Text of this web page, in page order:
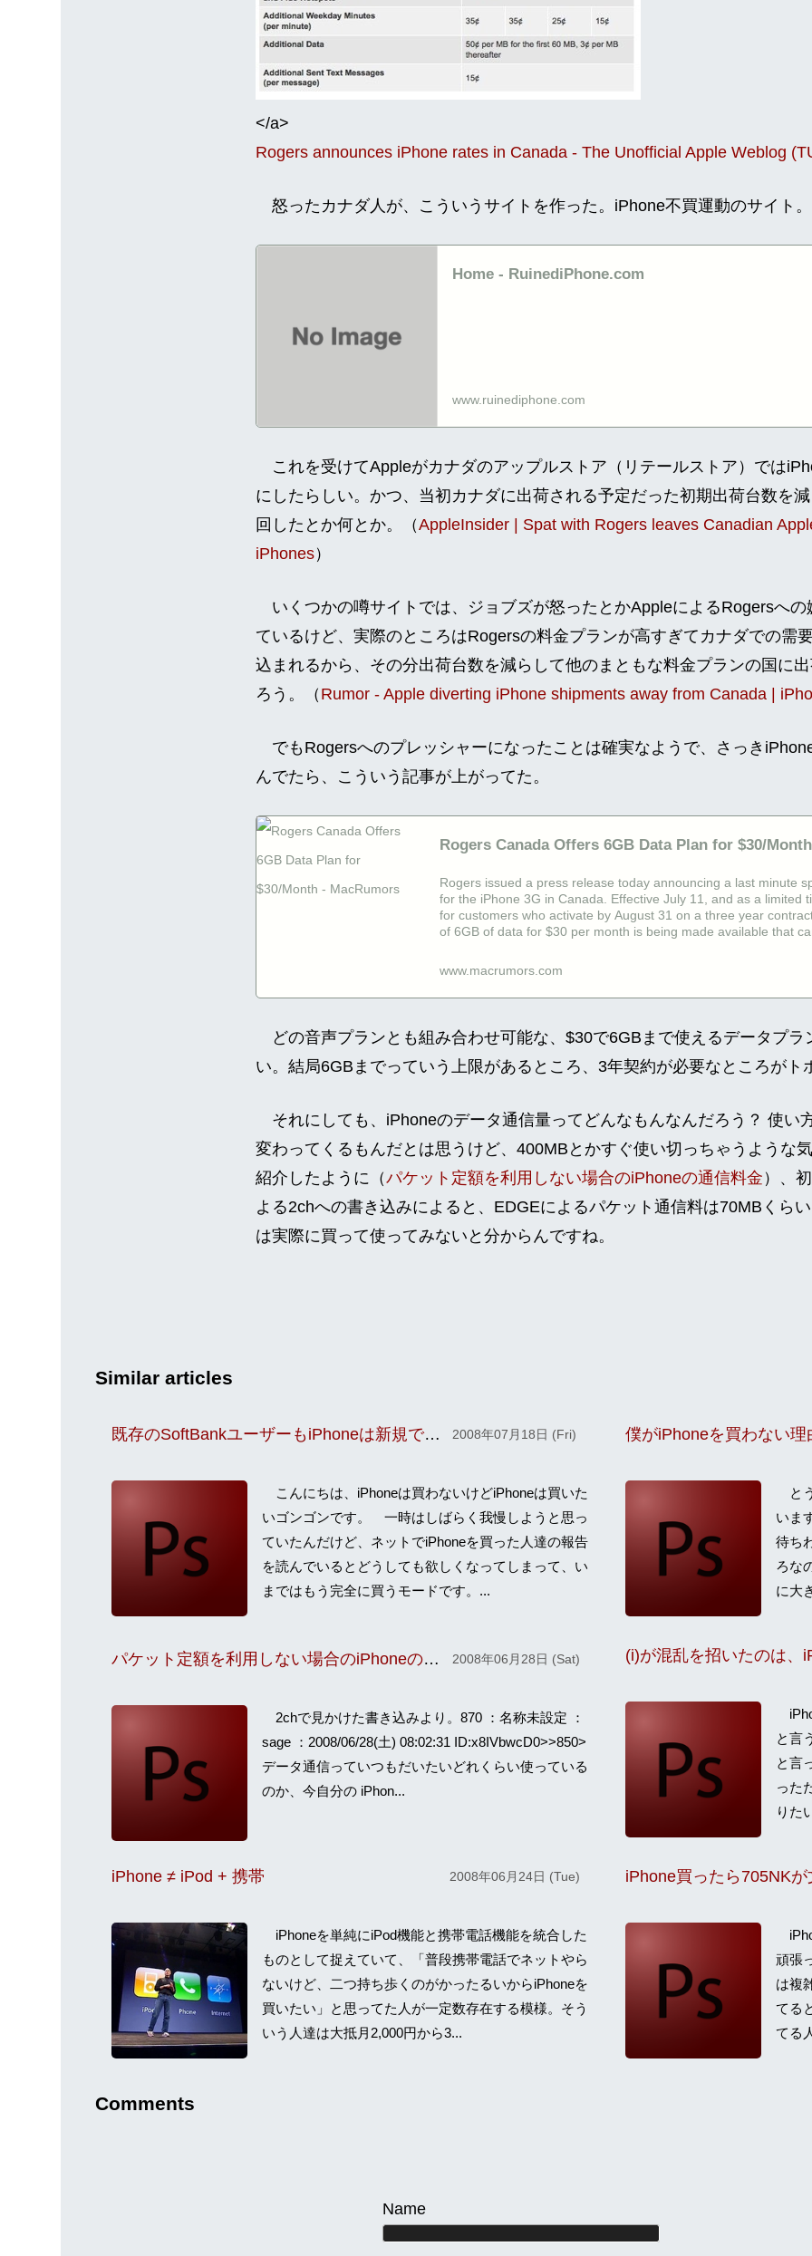
</a>
Rogers announces iPhone rates in Canada - The Unofficial Apple Weblog
怒ったカナダ人が、こういうサイトを作った。iPhone不買運動のサイト。
Home - RuinediPhone.com
www.ruinediphone.com
これを受けてAppleがカナダのアップルストア（リテールストア）では
にしたらしい。かつ、当初カナダに出荷される予定だった初期出荷台数を
回したとか何とか。（AppleInsider | Spat with Rogers leaves Canadian
iPhones）
いくつかの噂サイトでは、ジョブズが怒ったとかAppleによるRogersへの
ているけど、実際のところはRogersの料金プランが高すぎてカナダでの需
込まれるから、その分出荷台数を減らして他のまともな料金プランの国に
ろう。（ Rumor - Apple diverting iPhone shipments away from Canada |
でもRogersへのプレッシャーになったことは確実なようで、さっき
んでたら、こういう記事が上がってた。
Rogers Canada Offers 6GB Data Plan for $30/
Rogers issued a press release today announcing a last minute
for the iPhone 3G in Canada. Effective July 11, and as a limited
for customers who activate by August 31 on a three year
of 6GB of data for $30 per month is being made available that
www.macrumors.com
どの音声プランとも組み合わせ可能な、$30で6GBまで使えるデータプラ
い。結局6GBまでっていう上限があるところ、3年契約が必要なところがト
それにしても、iPhoneのデータ通信量ってどんなもんなんだろう？ 使い
変わってくるもんだとは思うけど、400MBとかすぐ使い切っちゃうような
紹介したように（パケット定額を利用しない場合のiPhoneの通信料金 ）、
よる2chへの書き込みによると、EDGEによるパケット通信料は70MBくら
は実際に買って使ってみないと分からんですね。
Similar articles
既存のSoftBankユーザーもiPhoneは新規で買った方がよさげ！ 2008年07月18日 (Fri)
こんにちは、iPhоnеは買わないけどiPhoneは買いた
いゴンゴンです。 一時はしばらく我慢しようと思っ
ていたんだけど、ネットでiPhoneを買った人達の報告
を読んでいるとどうしても欲しくなってしまって、い
まではもう完全に買うモードです。...
僕がiPhоnеを買わない理
と
いま
待ち
ろな
に大
パケット定額を利用しない場合のiPhoneの通信料金 2008年06月28日 (Sat)
2chで見かけた書き込みより。870 ：名称未設定 ：
sage ：2008/06/28(土) 08:02:31 ID:x8IVbwcD0>>850>
データ通信っていつもだいたいどれくらい使っている
のか、今自分の iPhon...
と言
と言
った
りた
iPhone ≠ iPod + 携帯 2008年06月24日 (Tue)
iPhoneを単純にiPod機能と携帯電話機能を統合した
ものとして捉えていて、「普段携帯電話でネットやら
ないけど、二つ持ち歩くのがかったるいからiPhoneを
買いたい」と思ってた人が一定数存在する模様。そう
いう人達は大抵月2,000円から3...
頑張
は複
てる
てる
Comments
Name